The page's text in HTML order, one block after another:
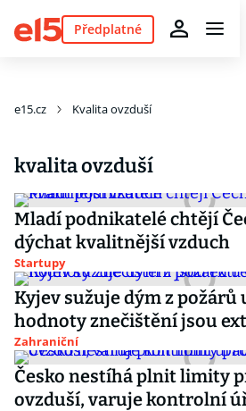
Předplatné
e15.cz Kvalita ovzduší
kvalita ovzduší
Mladí podnikatelé chtějí
dýchat kvalitnější vzduch
Startupy
Kyjev sužuje dým z požárů
hodnoty znečištění jsou
Zahraniční
Česko nestíhá plnit limity
ovzduší, varuje kontrolní